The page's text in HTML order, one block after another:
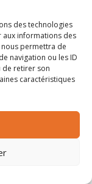
des technologies
aux informations des
permettra de
navigation ou les ID
de retirer son
caractéristiques